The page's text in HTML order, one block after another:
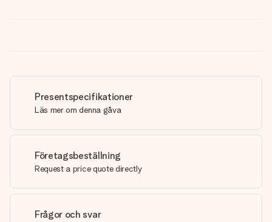
Presentspecifikationer
Läs mer om denna gåva
Företagsbeställning
Request a price quote directly
Frågor och svar